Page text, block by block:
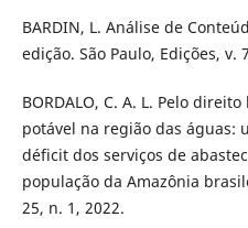
BARDIN, L. Análise de
edição. São Paulo, Edições, v.
BORDALO, C. A. L. Pelo
potável na região das águas:
déficit dos serviços de
população da Amazônia
25, n. 1, 2022.